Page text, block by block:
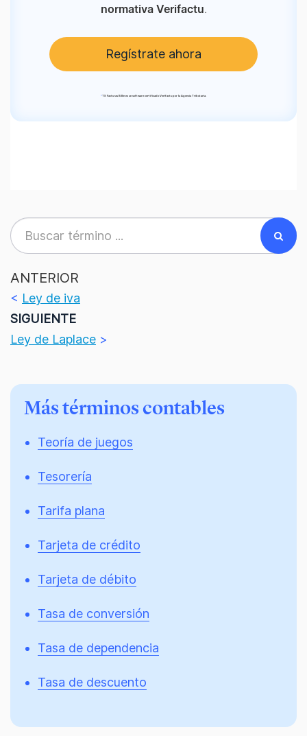
normativa Verifactu.
Regístrate ahora
*TS Facturas Billin es un software certificado Verifactu por la Agencia Tributaria.
ANTERIOR
< Ley de iva
SIGUIENTE
Ley de Laplace >
Más términos contables
Teoría de juegos
Tesorería
Tarifa plana
Tarjeta de crédito
Tarjeta de débito
Tasa de conversión
Tasa de dependencia
Tasa de descuento